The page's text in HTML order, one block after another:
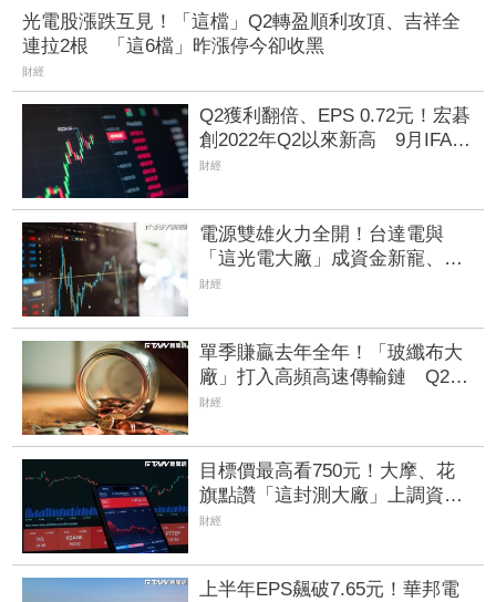
光電股漲跌互見！「這檔」Q2轉盈順利攻頂、吉祥全
連拉2根 「這6檔」昨漲停今卻收黑
財經
Q2獲利翻倍、EPS 0.72元！宏碁
創2022年Q2以來新高 9月IFA將
發表AI PC新品
財經
電源雙雄火力全開！台達電與
「這光電大廠」成資金新寵、
EPS衝上3.07元 營運續衝高
財經
單季賺贏去年全年！「玻纖布大
廠」打入高頻高速傳輸鏈 Q2獲
利暴增84%創新高
財經
目標價最高看750元！大摩、花
旗點讚「這封測大廠」上調資本
支出達105億美元 Q2獲利寫歷
財經
上半年EPS飆破7.65元！華邦電